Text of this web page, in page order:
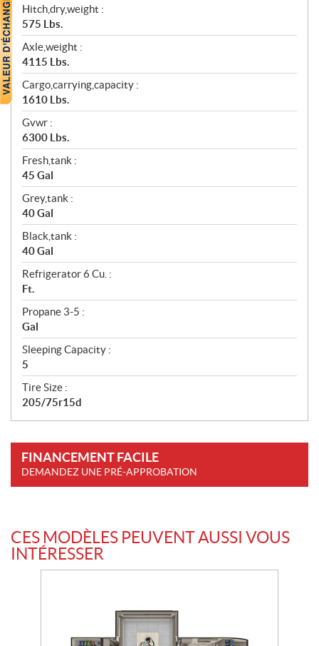
Hitch,dry,weight :
575 Lbs.
Axle,weight :
4115 Lbs.
Cargo,carrying,capacity :
1610 Lbs.
Gvwr :
6300 Lbs.
Fresh,tank :
45 Gal
Grey,tank :
40 Gal
Black,tank :
40 Gal
Refrigerator 6 Cu. :
Ft.
Propane 3-5 :
Gal
Sleeping Capacity :
5
Tire Size :
205/75r15d
FINANCEMENT FACILE
DEMANDEZ UNE PRÉ-APPROBATION
CES MODÈLES PEUVENT AUSSI VOUS
INTÉRESSER